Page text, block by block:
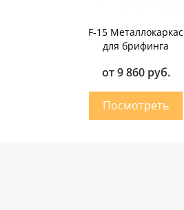
F-15 Металлокаркас
для брифинга
от 9 860 руб.